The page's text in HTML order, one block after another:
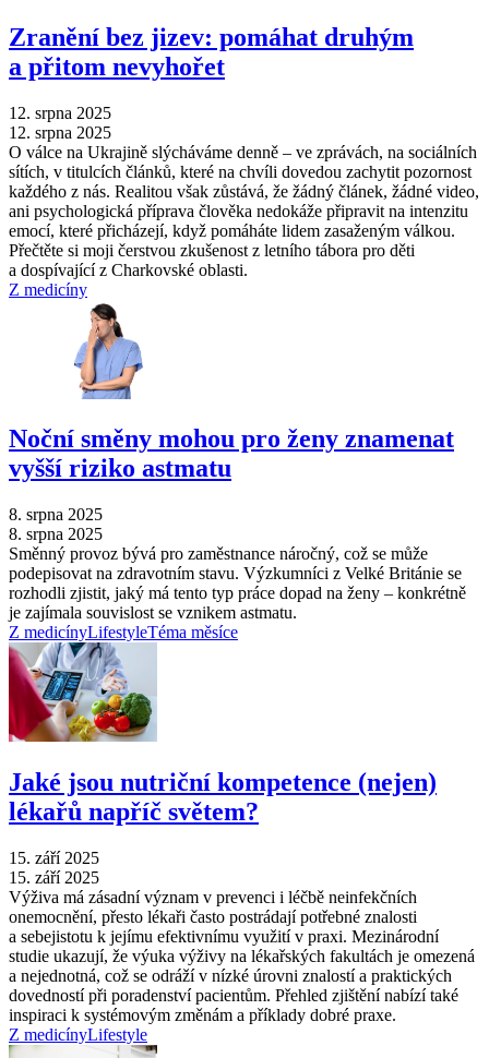
Zranění bez jizev: pomáhat druhým
a přitom nevyhořet
12. srpna 2025
12. srpna 2025
O válce na Ukrajině slýcháváme denně –⁠ ve zprávách, na sociálních
sítích, v titulcích článků, které na chvíli dovedou zachytit pozornost
každého z nás. Realitou však zůstává, že žádný článek, žádné video,
ani psychologická příprava člověka nedokáže připravit na intenzitu
emocí, které přicházejí, když pomáháte lidem zasaženým válkou.
Přečtěte si moji čerstvou zkušenost z letního tábora pro děti
a dospívající z Charkovské oblasti.
Z medicíny
Noční směny mohou pro ženy znamenat
vyšší riziko astmatu
8. srpna 2025
8. srpna 2025
Směnný provoz bývá pro zaměstnance náročný, což se může
podepisovat na zdravotním stavu. Výzkumníci z Velké Británie se
rozhodli zjistit, jaký má tento typ práce dopad na ženy –⁠ konkrétně
je zajímala souvislost se vznikem astmatu.
Z medicínyLifestyleTéma měsíce
Jaké jsou nutriční kompetence (nejen)
lékařů napříč světem?
15. září 2025
15. září 2025
Výživa má zásadní význam v prevenci i léčbě neinfekčních
onemocnění, přesto lékaři často postrádají potřebné znalosti
a sebejistotu k jejímu efektivnímu využití v praxi. Mezinárodní
studie ukazují, že výuka výživy na lékařských fakultách je omezená
a nejednotná, což se odráží v nízké úrovni znalostí a praktických
dovedností při poradenství pacientům. Přehled zjištění nabízí také
inspiraci k systémovým změnám a příklady dobré praxe.
Z medicínyLifestyle